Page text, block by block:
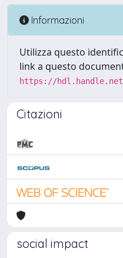
Informazioni
Utilizza questo
link a questo
https://hdl.handle.net/
Citazioni
social impact